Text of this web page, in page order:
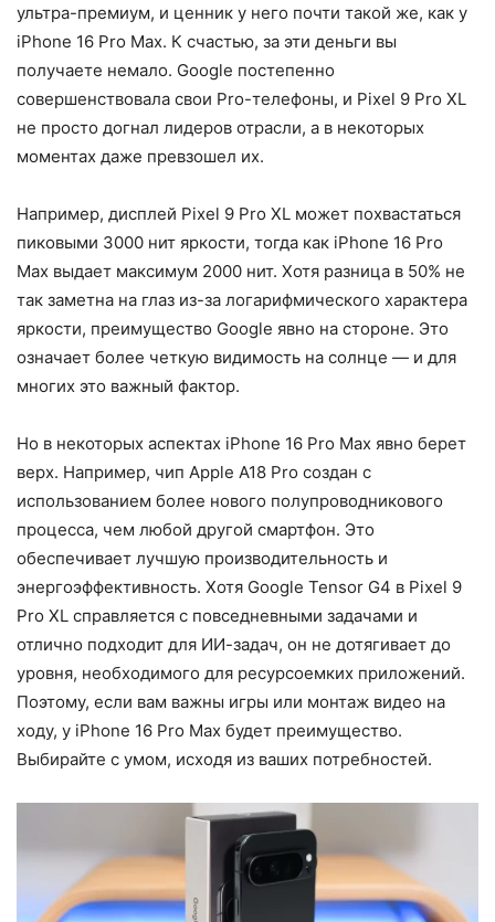
ультра-премиум, и ценник у него почти такой же, как у
iPhone 16 Pro Max. К счастью, за эти деньги вы
получаете немало. Google постепенно
совершенствовала свои Pro-телефоны, и Pixel 9 Pro XL
не просто догнал лидеров отрасли, а в некоторых
моментах даже превзошел их.
Например, дисплей Pixel 9 Pro XL может похвастаться
пиковыми 3000 нит яркости, тогда как iPhone 16 Pro
Max выдает максимум 2000 нит. Хотя разница в 50% не
так заметна на глаз из-за логарифмического характера
яркости, преимущество Google явно на стороне. Это
означает более четкую видимость на солнце — и для
многих это важный фактор.
Но в некоторых аспектах iPhone 16 Pro Max явно берет
верх. Например, чип Apple A18 Pro создан с
использованием более нового полупроводникового
процесса, чем любой другой смартфон. Это
обеспечивает лучшую производительность и
энергоэффективность. Хотя Google Tensor G4 в Pixel 9
Pro XL справляется с повседневными задачами и
отлично подходит для ИИ-задач, он не дотягивает до
уровня, необходимого для ресурсоемких приложений.
Поэтому, если вам важны игры или монтаж видео на
ходу, у iPhone 16 Pro Max будет преимущество.
Выбирайте с умом, исходя из ваших потребностей.